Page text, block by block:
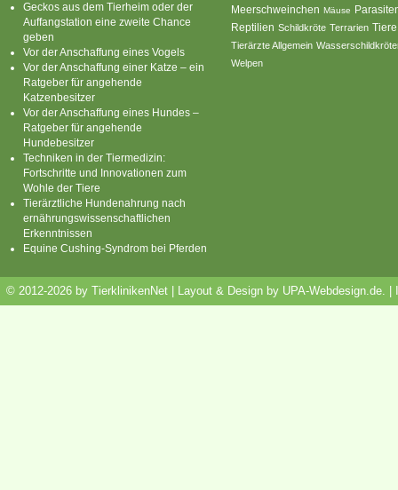
Geckos aus dem Tierheim oder der
Auffangstation eine zweite Chance
geben
Vor der Anschaffung eines Vogels
Vor der Anschaffung einer Katze – ein
Ratgeber für angehende
Katzenbesitzer
Vor der Anschaffung eines Hundes –
Ratgeber für angehende
Hundebesitzer
Techniken in der Tiermedizin:
Fortschritte und Innovationen zum
Wohle der Tiere
Tierärztliche Hundenahrung nach
ernährungswissenschaftlichen
Erkenntnissen
Equine Cushing-Syndrom bei Pferden
Meerschweinchen Mäuse
Reptilien Schildkröte Terrarien Tiere
Tierärzte Allgemein
Welpen
© 2012-2026 by TierklinikenNet | Layout & Design by UPA-Webdesign.de.